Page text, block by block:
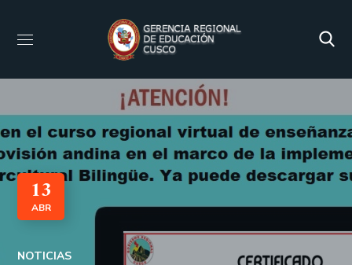
13
ABR
NOTICIAS